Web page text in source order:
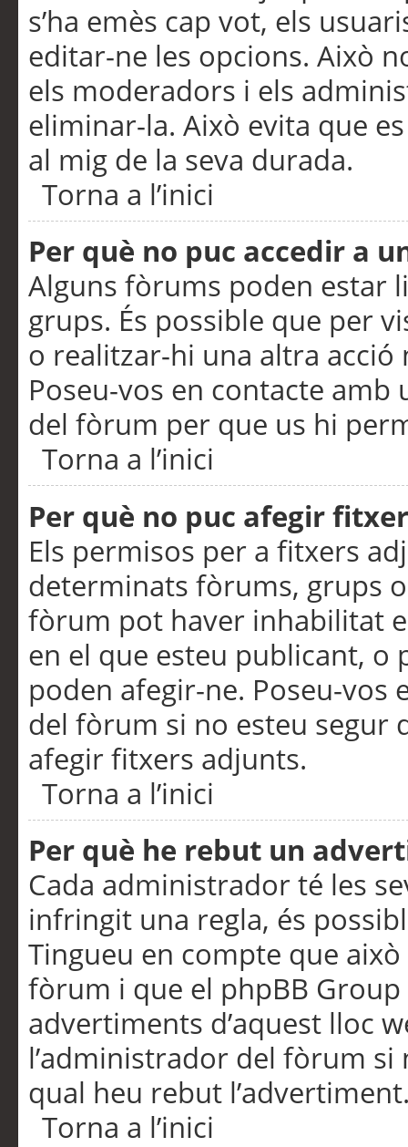
s’ha emès cap vot, els
editar-ne les opcions. Això
els moderadors i els
eliminar-la. Això evita que
al mig de la seva durada.
Torna a l’inici
Per què no puc accedir a
Alguns fòrums poden estar
grups. És possible que per
o realitzar-hi una altra acció
Poseu-vos en contacte
del fòrum per que us hi
Torna a l’inici
Per què no puc afegir
Els permisos per a fitxers
determinats fòrums, grups
fòrum pot haver inhabilitat
en el que esteu publicant,
poden afegir-ne. Poseu-vos
del fòrum si no esteu segur
afegir fitxers adjunts.
Torna a l’inici
Per què he rebut un
Cada administrador té les
infringit una regla, és
Tingueu en compte que
fòrum i que el phpBB
advertiments d’aquest lloc
l’administrador del fòrum
qual heu rebut
Torna a l’inici